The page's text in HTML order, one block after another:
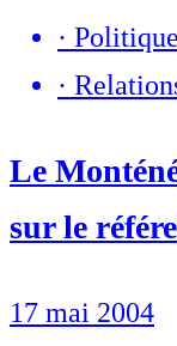
· Politique
·
Le
sur le
17 mai 2004